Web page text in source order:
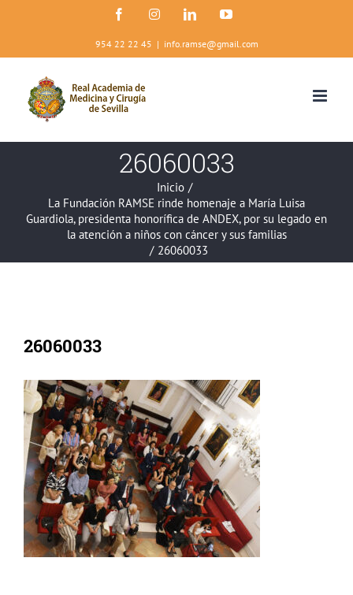
FacebookInstagramLinkedInYouTube
954 22 22 45 | info.ramse@gmail.com
26060033
Inicio /
La Fundación RAMSE rinde homenaje a María Luisa
Guardiola, presidenta honorífica de ANDEX, por su legado en
la atención a niños con cáncer y sus familias
/ 26060033
26060033